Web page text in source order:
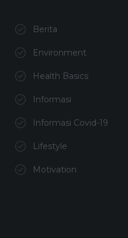
Berita
Environment
Health Basics
Informasi
Informasi Covid-19
Lifestyle
Motivation